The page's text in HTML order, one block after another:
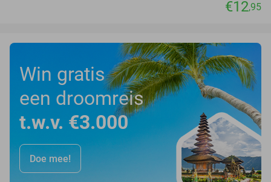
€12,95
Win gratis
een droomreis
t.w.v. €3.000
Doe mee!